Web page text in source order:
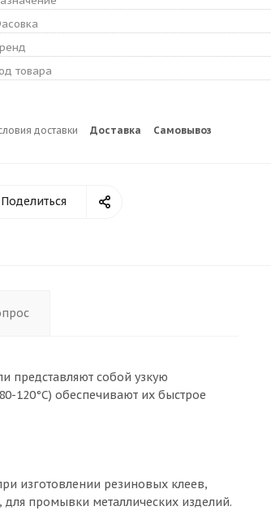
товара
доставки Доставка Самовывоз
Поделиться
представляют собой узкую
120°С) обеспечивают их быстрое
изготовлении резиновых клеев,
промывки металлических изделий.